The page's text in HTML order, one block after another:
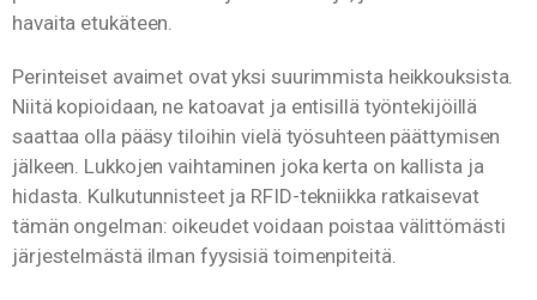
havaita etukäteen.
Perinteiset avaimet ovat yksi suurimmista heikkouksista.
Niitä kopioidaan, ne katoavat ja entisillä työntekijöillä
saattaa olla pääsy tiloihin vielä työsuhteen päättymisen
jälkeen. Lukkojen vaihtaminen joka kerta on kallista ja
hidasta. Kulkutunnisteet ja RFID-tekniikka ratkaisevat
tämän ongelman: oikeudet voidaan poistaa välittömästi
järjestelmästä ilman fyysisiä toimenpiteitä.